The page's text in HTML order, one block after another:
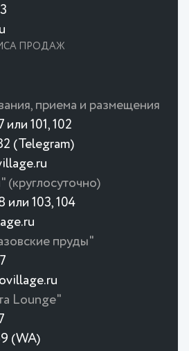
ПРОДАЖ
приема и размещения
или 101, 102
(Telegram)
(круглосуточно)
или 103, 104
пруды"
Lounge"
(WA)